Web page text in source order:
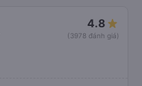
4.8
(3978 đánh giá)